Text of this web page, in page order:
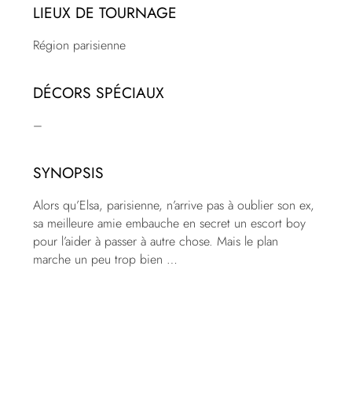
LIEUX DE TOURNAGE
Région parisienne
DÉCORS SPÉCIAUX
–
SYNOPSIS
Alors qu’Elsa, parisienne, n’arrive pas à oublier son ex,
sa meilleure amie embauche en secret un escort boy
pour l’aider à passer à autre chose. Mais le plan
marche un peu trop bien …